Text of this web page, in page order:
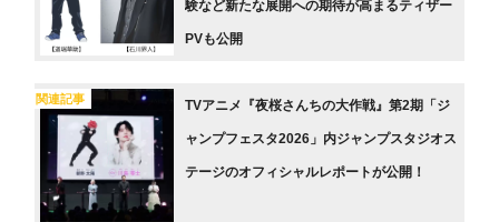
験など新たな展開への期待が高まるティザー
PVも公開
関連記事 TVアニメ『夜桜さんちの大作戦』第2期「ジ
ャンプフェスタ2026」内ジャンプスタジオス
テージのオフィシャルレポートが公開！